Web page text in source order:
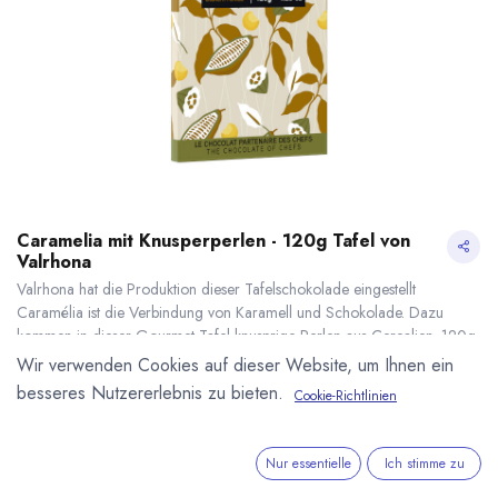
Caramelia mit Knusperperlen - 120g Tafel von
Valrhona
Valrhona hat die Produktion dieser Tafelschokolade eingestellt
Caramélia ist die Verbindung von Karamell und Schokolade. Dazu
kommen in dieser Gourmet-Tafel knusprige Perlen aus Cerealien. 120g
Tafel.
6,40€*
(53,33 €/ 1 kg)
Wir verwenden Cookies auf dieser Website, um Ihnen ein
besseres Nutzererlebnis zu bieten.
Cookie-Richtlinien
Nur essentielle Ich stimme zu